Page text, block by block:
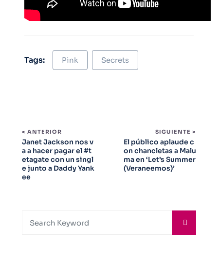
Tags: Pink Secrets
< ANTERIOR
Janet Jackson nos v
a a hacer pagar el #t
etagate con un singl
e junto a Daddy Yank
ee
SIGUIENTE >
El público aplaude c
on chancletas a Malu
ma en ‘Let’s Summer
(Veraneemos)’